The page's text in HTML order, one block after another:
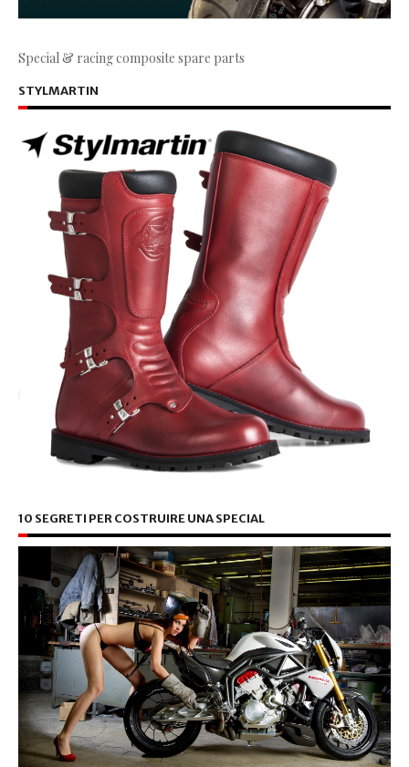
Special & racing composite spare parts
STYLMARTIN
10 SEGRETI PER COSTRUIRE UNA SPECIAL